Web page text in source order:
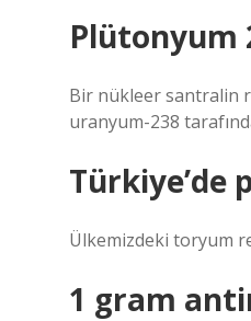
Plütonyum
Bir nükleer santralin
uranyum-238
Türkiye’de
Ülkemizdeki toryum
1 gram